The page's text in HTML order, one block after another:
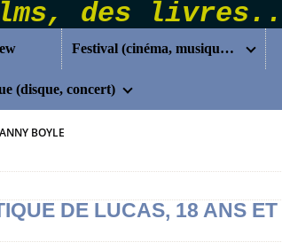
Festival (cinéma, musique...)
(disque, concert)
BOYLE
DE LUCAS, 18 ANS ET